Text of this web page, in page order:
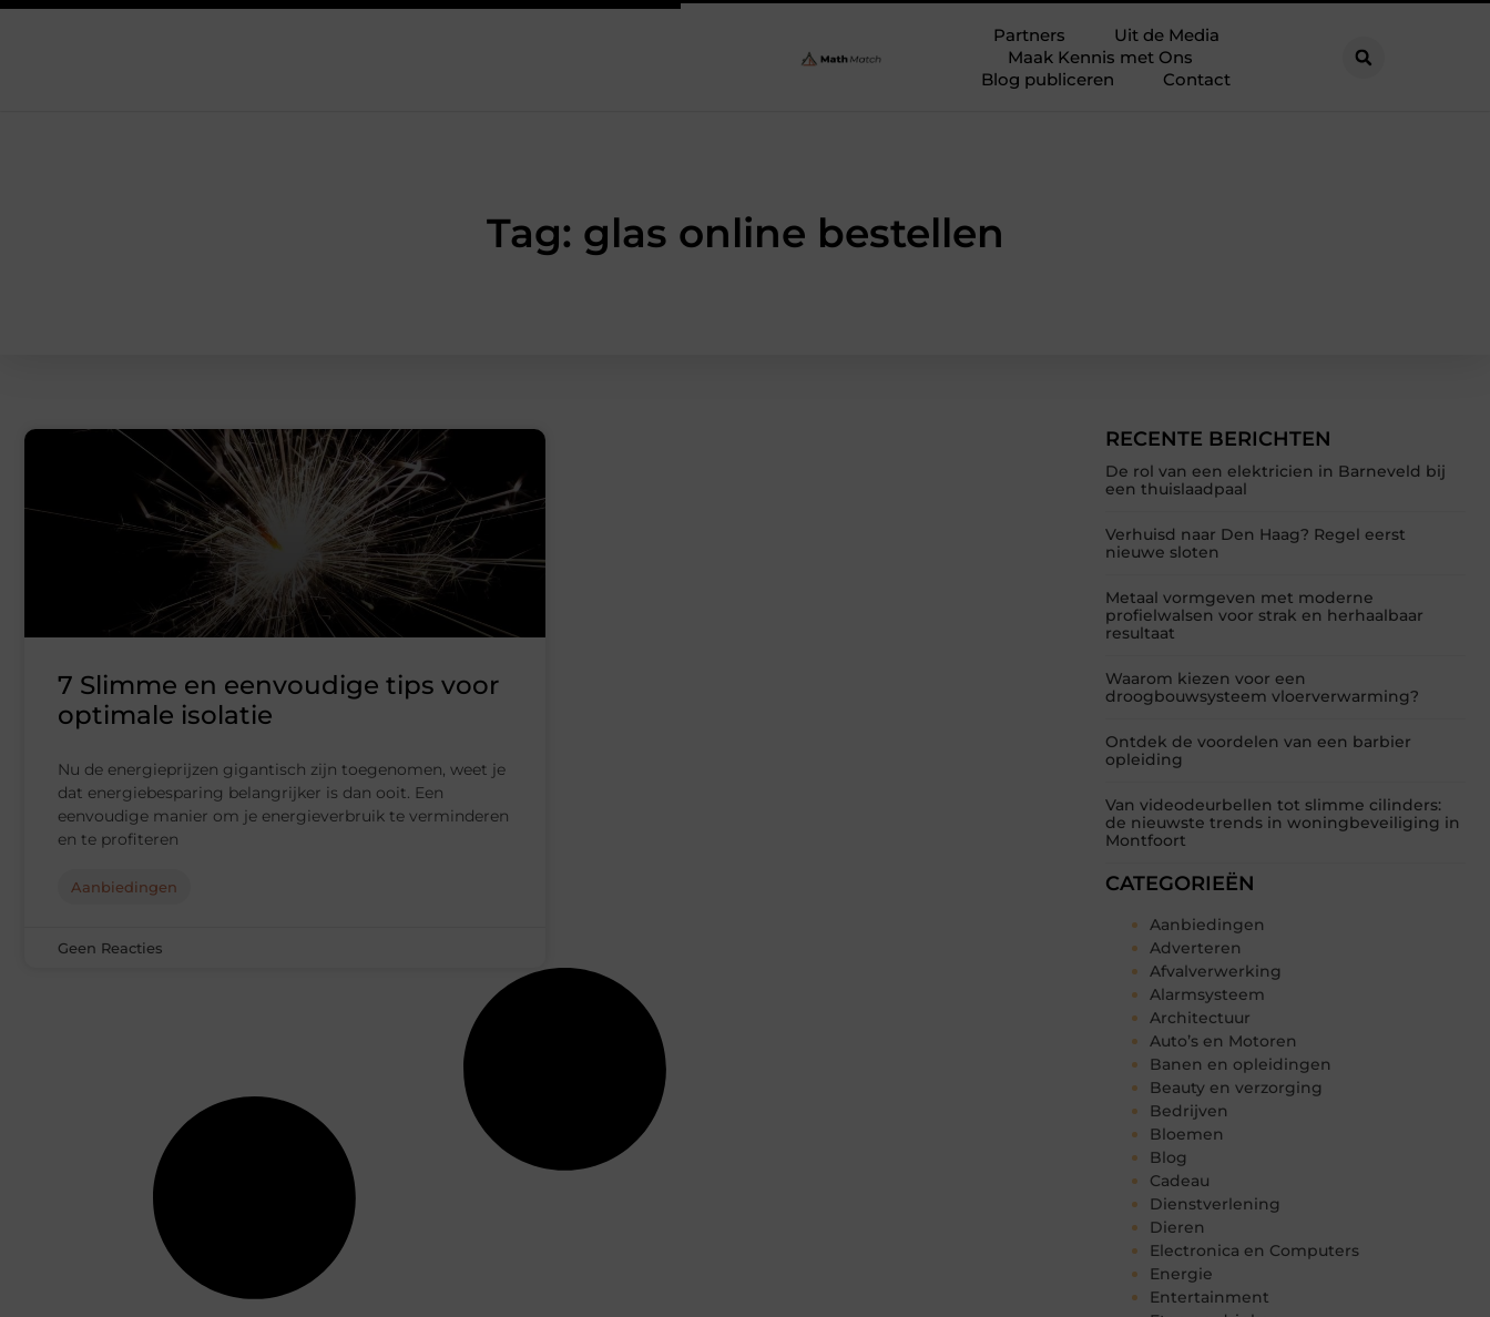
Partners
Uit de Media
Maak Kennis met Ons
Blog publiceren
Contact
Tag: glas online bestellen
RECENTE BERICHTEN
De rol van een elektricien in Barneveld bij
een thuislaadpaal
Verhuisd naar Den Haag? Regel eerst
nieuwe sloten
Metaal vormgeven met moderne
profielwalsen voor strak en herhaalbaar
resultaat
Waarom kiezen voor een
droogbouwsysteem vloerverwarming?
Ontdek de voordelen van een barbier
opleiding
Van videodeurbellen tot slimme cilinders:
de nieuwste trends in woningbeveiliging in
Montfoort
CATEGORIEËN
Aanbiedingen
Adverteren
Afvalverwerking
Alarmsysteem
Architectuur
Auto’s en Motoren
Banen en opleidingen
Beauty en verzorging
Bedrijven
Bloemen
Blog
Cadeau
Dienstverlening
Dieren
Electronica en Computers
Energie
Entertainment
7 Slimme en eenvoudige tips voor
optimale isolatie
Nu de energieprijzen gigantisch zijn toegenomen, weet je
dat energiebesparing belangrijker is dan ooit. Een
eenvoudige manier om je energieverbruik te verminderen
en te profiteren
Aanbiedingen
Geen Reacties